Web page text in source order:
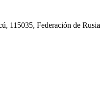
115035, Federación de Rusia